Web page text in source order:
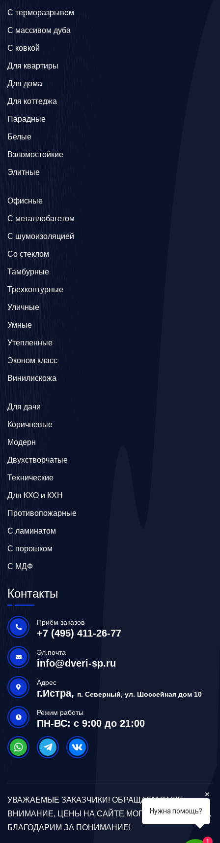
C терморазрывом
C массивом дуба
C ковкой
Для квартиры
Для дома
Для коттеджа
Парадные
Белые
Взломостойкие
Элитные
Офисные
C металлобагетом
С шумоизоляцией
Со стеклом
Тамбурные
Трехконтурные
Уличные
Умные
Утепленные
Эконом класс
Винилискожа
Для дачи
Коричневые
Модерн
Двухстворчатые
Технические
Для КХО и КХН
Противопожарные
С ламинатом
С порошком
С МДФ
Контакты
Приём заказов
+7 (495) 411-26-77
Эл.почта
info@dveri-sp.ru
Адрес
г.Истра, п. Северный, ул. Шоссейная дом 10
Режим работы
ПН-ВС: с 9:00 до 21:00
УВАЖАЕМЫЕ ЗАКАЗЧИКИ! ОБРАЩАЕМ ВАШЕ
ВНИМАНИЕ, ЦЕНЫ НА САЙТЕ МОГУТ ОТЛИЧАТЬСЯ.
БЛАГОДАРИМ ЗА ПОНИМАНИЕ!
Нужна помощь?
1